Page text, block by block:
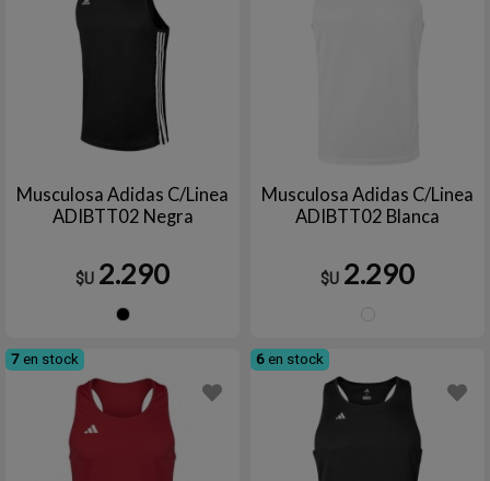
Musculosa Adidas C/Linea
ADIBTT02 Negra
$U 2.290
Musculosa Adidas C/Linea
ADIBTT02 Blanca
$U 2.290
7 en stock 6 en stock